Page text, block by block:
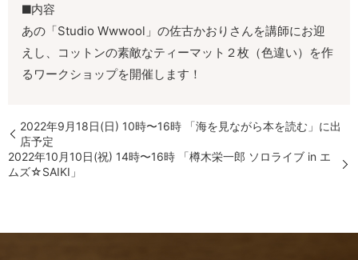
内容
あの「Studio Wwwool」の佐古かおりさんを講師にお迎
えし、コットンの素敵なティーマット２枚（色違い）を作
るワークショップを開催します！
2022年9月18日(日) 10時〜16時 「海を見ながら本を読む」に出
店予定
2022年10月10日(祝) 14時〜16時 「樽木栄一郎 ソロライブ in エ
ムズ☆SAIKI」